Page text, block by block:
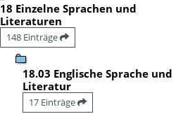
18 Einzelne Sprachen und
Literaturen
148 Einträge
18.03 Englische Sprache und
Literatur
17 Einträge